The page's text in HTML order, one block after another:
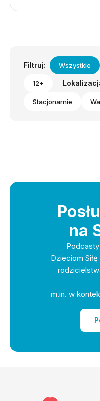
Filtruj: Wszystkie
12+
Stacjonarnie
na
Dzieciom
m.in. w